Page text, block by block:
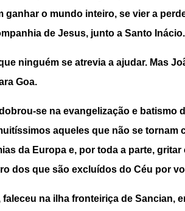
o mundo inteiro, se vier a
de Jesus, junto a Santo Inácio.
ninguém se atrevia a ajudar. Mas
Goa.
se na evangelização e batismo
aqueles que não se tornam
da Europa e, por toda a parte,
dos que são excluídos do Céu por
na ilha fronteiriça de Sancian,